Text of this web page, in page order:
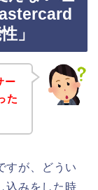
」
ー
た
すが、どうい
込みをした時